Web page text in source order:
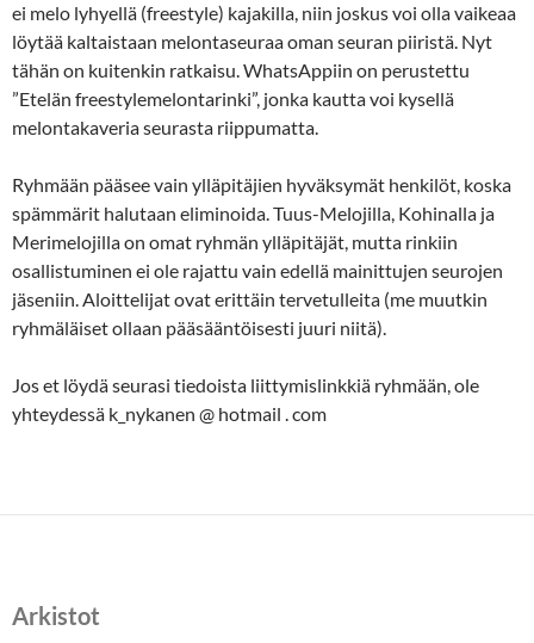
ei melo lyhyellä (freestyle) kajakilla, niin joskus voi olla vaikeaa
löytää kaltaistaan melontaseuraa oman seuran piiristä. Nyt
tähän on kuitenkin ratkaisu. WhatsAppiin on perustettu
”Etelän freestylemelontarinki”, jonka kautta voi kysellä
melontakaveria seurasta riippumatta.
Ryhmään pääsee vain ylläpitäjien hyväksymät henkilöt, koska
spämmärit halutaan eliminoida. Tuus-Melojilla, Kohinalla ja
Merimelojilla on omat ryhmän ylläpitäjät, mutta rinkiin
osallistuminen ei ole rajattu vain edellä mainittujen seurojen
jäseniin. Aloittelijat ovat erittäin tervetulleita (me muutkin
ryhmäläiset ollaan pääsääntöisesti juuri niitä).
Jos et löydä seurasi tiedoista liittymislinkkiä ryhmään, ole
yhteydessä k_nykanen @ hotmail . com
Arkistot